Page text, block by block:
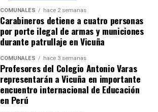
COMUNALES hace 2 semanas
Carabineros detiene a cuatro personas
por porte ilegal de armas y municiones
durante patrullaje en Vicuña
COMUNALES hace 3 semanas
Profesores del Colegio Antonio Varas
representarán a Vicuña en importante
encuentro internacional de Educación
en Perú